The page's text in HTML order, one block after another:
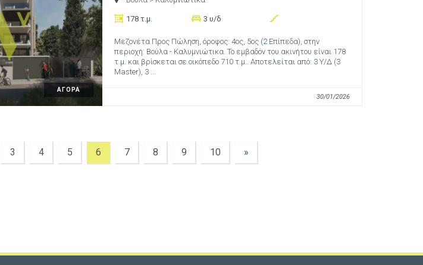
ΑΓΟΡΑ
178 τ.μ. 3 υ/δ
Μεζονέτα Προς Πώληση, όροφος: 4ος, 5ος (2 Επίπεδα), στην
περιοχή: Βούλα - Καλυμνιώτικα. Το εμβαδόν του ακινήτου είναι 178
τ.μ. και βρίσκεται σε οικόπεδο 710 τ.μ.. Αποτελείται από: 3 Υ/Δ (3
Master), 3 ...
30/01/2026
3 4 5 6 7 8 9 10 »